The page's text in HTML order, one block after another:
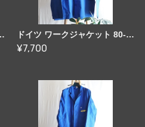
[C2305] ドイツ ワークジャケット 80-90's Germany [C2290]
¥7,700